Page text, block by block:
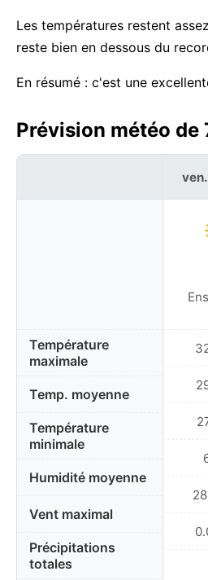
Les températures restent
reste bien en dessous du
En résumé : c'est une
Prévision météo
Température
maximale
Temp. moyenne
Température
minimale
Humidité moyenne
Vent maximal
Précipitations
totales